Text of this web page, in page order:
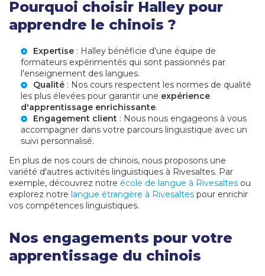
Pourquoi choisir Halley pour
apprendre le chinois ?
Expertise : Halley bénéficie d'une équipe de
formateurs expérimentés qui sont passionnés par
l'enseignement des langues.
Qualité : Nos cours respectent les normes de qualité
les plus élevées pour garantir une expérience
d'apprentissage enrichissante.
Engagement client : Nous nous engageons à vous
accompagner dans votre parcours linguistique avec un
suivi personnalisé.
En plus de nos cours de chinois, nous proposons une
variété d'autres activités linguistiques à Rivesaltes. Par
exemple, découvrez notre école de langue à Rivesaltes ou
explorez notre langue étrangère à Rivesaltes pour enrichir
vos compétences linguistiques.
Nos engagements pour votre
apprentissage du chinois